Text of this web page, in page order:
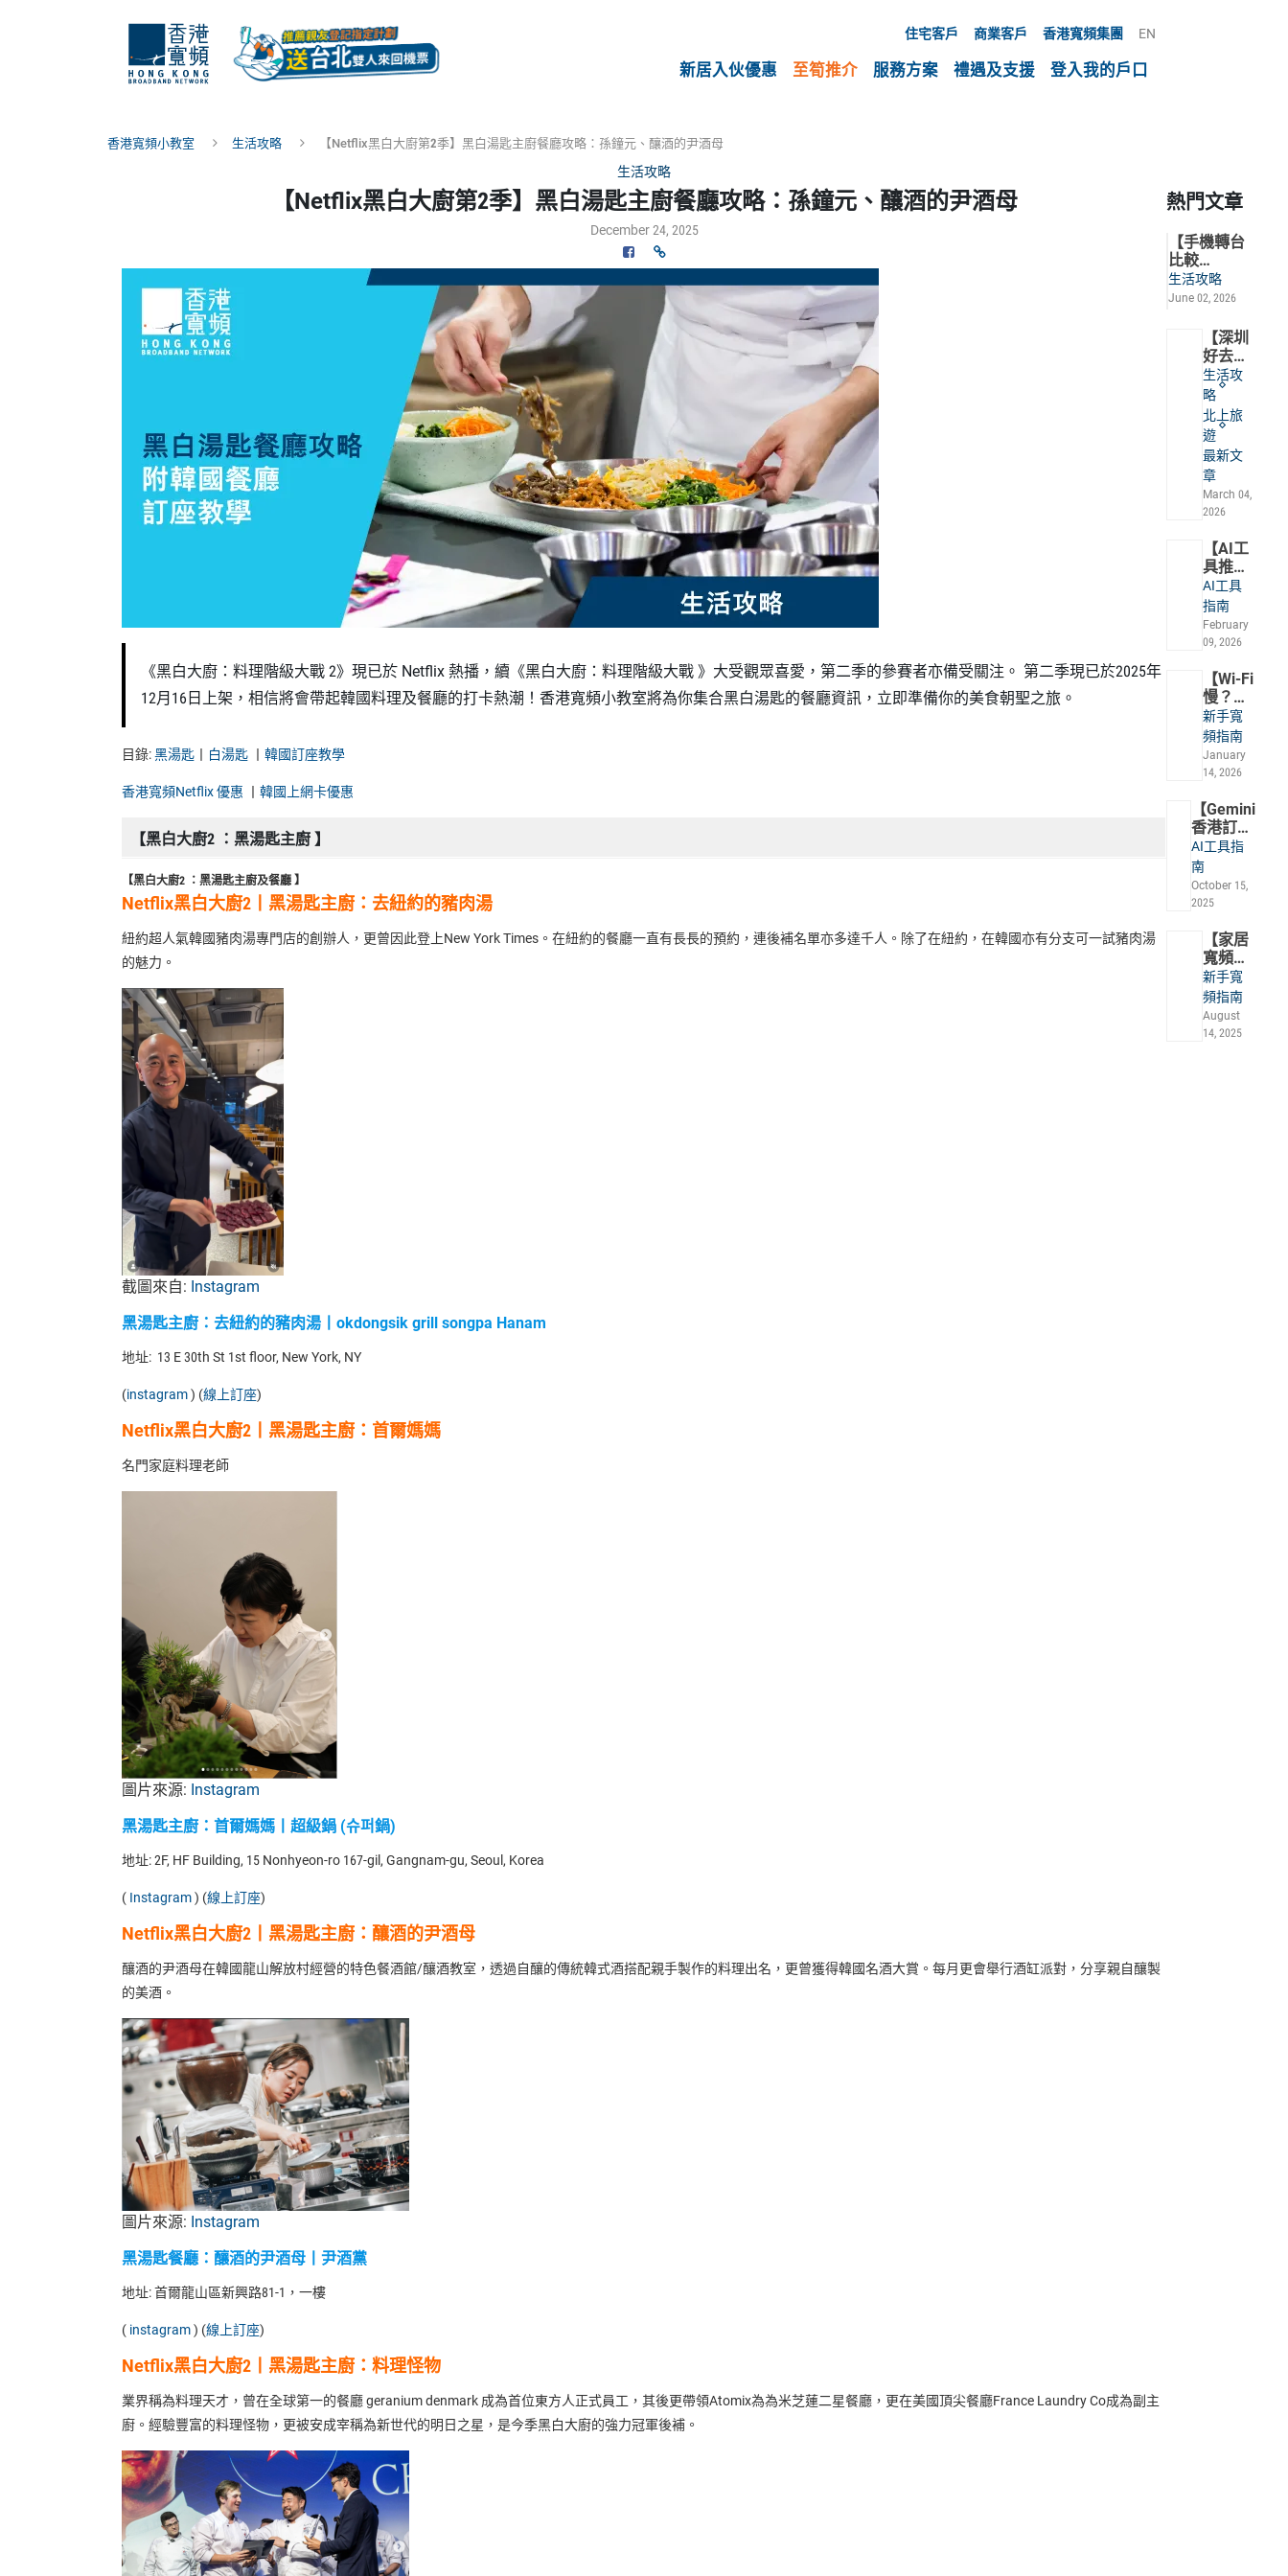
住宅客戶 商業客戶 香港寬頻集團 EN
新居入伙優惠 至筍推介 服務方案 禮遇及支援 登入我的戶口
香港寬頻小教室 生活攻略 【Netflix黑白大廚第2季】黑白湯匙主廚餐廳攻略：孫鐘元、釀酒的尹酒母
生活攻略
【Netflix黑白大廚第2季】黑白湯匙主廚餐廳攻略：孫鐘元、釀酒的尹酒母
December 24, 2025
《黑白大廚：料理階級大戰 2》現已於 Netflix 熱播，續《黑白大廚：料理階級大戰 》大受觀眾喜愛，第二季的參賽者亦備受關注。 第二季現已於2025年
12月16日上架，相信將會帶起韓國料理及餐廳的打卡熱潮！香港寬頻小教室將為你集合黑白湯匙的餐廳資訊，立即準備你的美食朝聖之旅。
目錄:黑湯匙 白湯匙 韓國訂座教學
香港寬頻Netflix 優惠 韓國上網卡優惠
【黑白大廚2 ：黑湯匙主廚 】
【黑白大廚2 ：黑湯匙主廚及餐廳 】
Netflix黑白大廚2丨黑湯匙主廚 ： 去紐約的豬肉湯
紐約超人氣韓國豬肉湯專門店的創辦人，更曾因此登上New York Times。在紐約的餐廳一直有長長的預約，連後補名單亦多達千人。除了在紐約，在韓國亦有分支可一試豬肉湯
的魅力。
截圖來自: Instagram
黑湯匙主廚 ： 去紐約的豬肉湯丨okdongsik grill songpa Hanam
地址: 13 E 30th St 1st floor, New York, NY
(instagram) (線上訂座)
Netflix黑白大廚2丨黑湯匙主廚 ： 首爾媽媽
名門家庭料理老師
圖片來源: Instagram
黑湯匙主廚 ： 首爾媽媽丨超級鍋 (슈퍼鍋)
地址: 2F, HF Building, 15 Nonhyeon-ro 167-gil, Gangnam-gu, Seoul, Korea
( Instagram) (線上訂座)
Netflix黑白大廚2丨黑湯匙主廚 ： 釀酒的尹酒母
釀酒的尹酒母在韓國龍山解放村經營的特色餐酒館/釀酒教室，透過自釀的傳統韓式酒搭配親手製作的料理出名，更曾獲得韓國名酒大賞。每月更會舉行酒缸派對，分享親自釀製
的美酒。
圖片來源: Instagram
黑湯匙餐廳 ： 釀酒的尹酒母丨尹酒黨
地址: 首爾龍山區新興路81-1，一樓
( instagram) (線上訂座)
Netflix黑白大廚2丨黑湯匙主廚 ： 料理怪物
業界稱為料理天才，曾在全球第一的餐廳 geranium denmark 成為首位東方人正式員工，其後更帶領Atomix為為米芝蓮二星餐廳，更在美國頂尖餐廳France Laundry Co成為副主
廚。經驗豐富的料理怪物，更被安成宰稱為新世代的明日之星，是今季黑白大廚的強力冠軍後補。
熱門文章
【手機轉台
比較
2026】$1XX/
月有60GB？
閱 Disney+
/ Netflix 慳
錢攻略
生活攻略
June 02, 2026
【深圳
好去處
2026】
北上打
匹克
球？17
個深圳
匹克球
場地懶
人包
生活攻
略
北上旅
遊
最新文
章
March 04,
2026
【AI工
具推
薦】上
班族必
備: 7款
提升職
的AI工
具
AI工具
指南
February
09, 2026
【Wi-Fi
慢？上
唔到
網？】
一文整
合4大
誤及解
決方法
新手寬
頻指南
January
14, 2026
【Gemini
香港訂閱
收費】什
麼是
Google
Gemini ?
申請方法
及4大功
能
AI工具指
南
October 15,
2025
【家居
寬頻
2026】
5G 寬
頻上網
慢？一
新手寬
頻指南
August
14, 2025